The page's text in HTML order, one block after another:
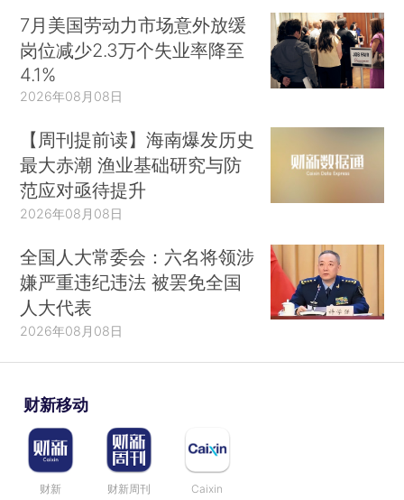
7月美国劳动力市场意外放缓
岗位减少2.3万个失业率降至
4.1%
2026年08月08日
【周刊提前读】海南爆发历史
最大赤潮 渔业基础研究与防
范应对亟待提升
2026年08月08日
全国人大常委会：六名将领涉
嫌严重违纪违法 被罢免全国
人大代表
2026年08月08日
财新移动
财新 财新周刊 Caixin